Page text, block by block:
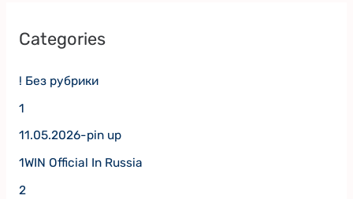
Categories
! Без рубрики
1
11.05.2026-pin up
1WIN Official In Russia
2